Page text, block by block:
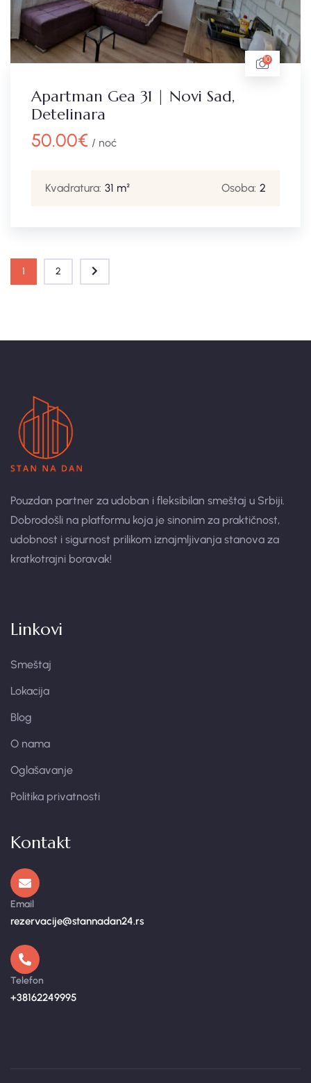
10
Apartman Gea 31 | Novi Sad,
Detelinara
50.00€ / noć
Kvadratura: 31 m² Osoba: 2
1 2
Pouzdan partner za udoban i fleksibilan smeštaj u Srbiji.
Dobrodošli na platformu koja je sinonim za praktičnost,
udobnost i sigurnost prilikom iznajmljivanja stanova za
kratkotrajni boravak!
Linkovi
Smeštaj
Lokacija
Blog
O nama
Oglašavanje
Politika privatnosti
Kontakt
Email
rezervacije@stannadan24.rs
Telefon
+38162249995